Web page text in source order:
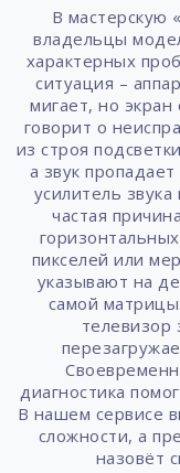
В мастерскую
владельцы
характерных
ситуация –
мигает, но
говорит о
из строя
а звук
усилитель
частая
пикселей или
указывают на
самой
телевизор
диагностика
В нашем сервисе
сложности, а
назовёт